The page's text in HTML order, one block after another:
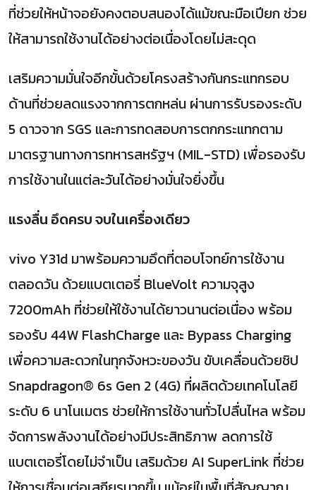
ที่ช่วยให้หน้าจอยังคงตอบสนองได้แม้ขณะมือเปียก ช่วย
ให้สามารถใช้งานได้อย่างต่อเนื่องโดยไม่สะดุด
เสริมความมั่นใจอีกขั้นด้วยโครงสร้างกันกระแทกรอบ
ด้านที่ช่วยลดแรงจากการตกหล่น ผ่านการรับรองระดับ
5 ดาวจาก SGS และการทดสอบการตกกระแทกตาม
มาตรฐานทางการทหารสหรัฐฯ (MIL-STD) เพื่อรองรับ
การใช้งานในแต่ละวันได้อย่างมั่นใจยิ่งขึ้น
แรงลื่น อึดครบ จบในเครื่องเดียว
vivo Y31d มาพร้อมความอึดที่ตอบโจทย์การใช้งาน
ตลอดวัน ด้วยแบตเตอรี่ BlueVolt ความจุสูง
7200mAh ที่ช่วยให้ใช้งานได้ยาวนานต่อเนื่อง พร้อม
รองรับ 44W FlashCharge และ Bypass Charging
เพื่อความสะดวกในทุกจังหวะของวัน ขับเคลื่อนด้วยชิป
Snapdragon® 6s Gen 2 (4G) ที่ผลิตด้วยเทคโนโลยี
ระดับ 6 นาโนเมตร ช่วยให้การใช้งานทั่วไปลื่นไหล พร้อม
จัดการพลังงานได้อย่างมีประสิทธิภาพ ลดการใช้
แบตเตอรี่โดยไม่จำเป็น เสริมด้วย AI SuperLink ที่ช่วย